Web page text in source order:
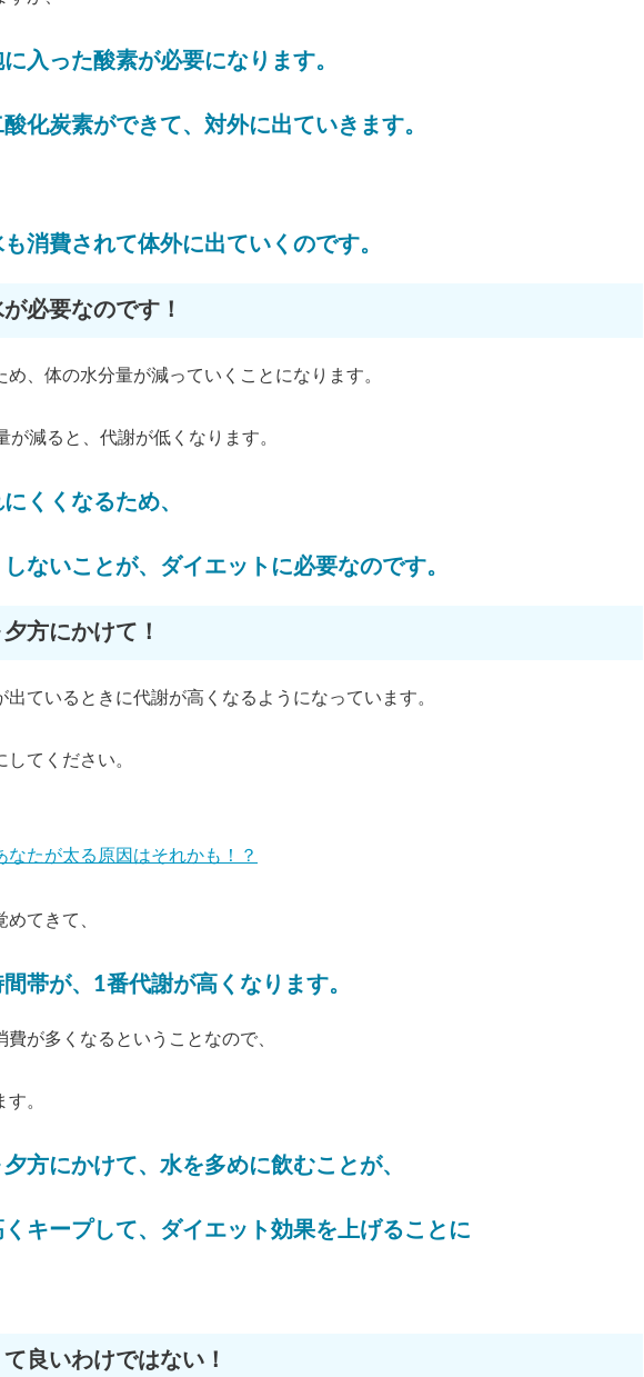
入った酸素が必要になります。
化炭素ができて、対外に出ていきます。
消費されて体外に出ていくのです。
必要なのです！
、体の水分量が減っていくことになります。
減ると、代謝が低くなります。
くくなるため、
ないことが、ダイエットに必要なのです。
方にかけて！
ているときに代謝が高くなるようになっています。
てください。
たが太る原因はそれかも！？
てきて、
帯が、1番代謝が高くなります。
が多くなるということなので、
。
方にかけて、水を多めに飲むことが、
キープして、ダイエット効果を上げることに
良いわけではない！